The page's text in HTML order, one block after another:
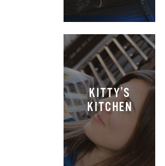
KITTY’S
KITCHEN